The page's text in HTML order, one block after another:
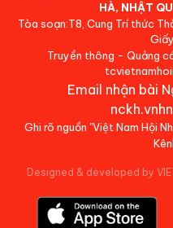
HÀ, NHẬT
Tòa soạn:T8, Cung Trí thức
Truyền thông - Quảng
Email nhận bài
Ghi rõ nguồn "Việt Nam Hội
Designed & developed by